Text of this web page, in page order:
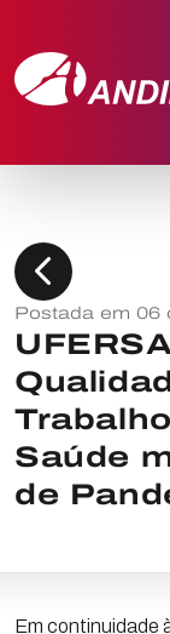
chevron_left
Postada em 06
Saúde
de
Em continuidade